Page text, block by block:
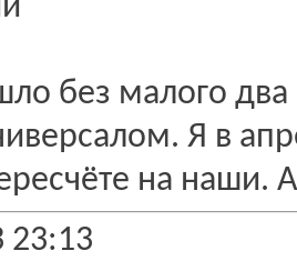
без малого два
Я в
на наши.
23:13